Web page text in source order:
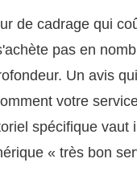
de cadrage qui
pas en
Un avis
votre
spécifique vaut
« très bon